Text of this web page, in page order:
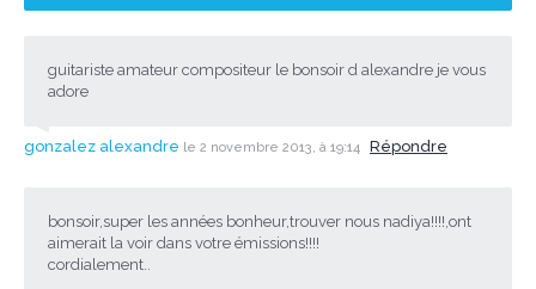
guitariste amateur compositeur le bonsoir d alexandre je vous
adore
gonzalez alexandre le 2 novembre 2013, à 19:14 Répondre
bonsoir,super les années bonheur,trouver nous nadiya!!!!,ont
aimerait la voir dans votre émissions!!!!
cordialement..